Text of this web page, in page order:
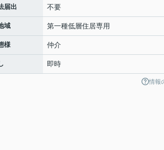
届出 不要
域 第一種低層住居専用
様 仲介
即時
情報